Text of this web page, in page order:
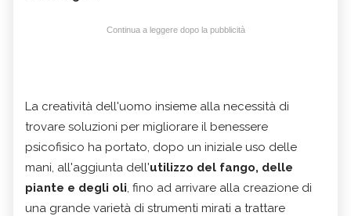
Continua a leggere dopo la pubblicità
La creatività dell'uomo insieme alla necessità di
trovare soluzioni per migliorare il benessere
psicofisico ha portato, dopo un iniziale uso delle
mani, all'aggiunta dell'utilizzo del fango, delle
piante e degli oli, fino ad arrivare alla creazione di
una grande varietà di strumenti mirati a trattare